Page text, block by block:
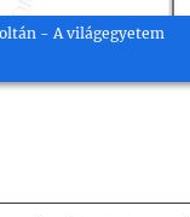
- A világegyetem